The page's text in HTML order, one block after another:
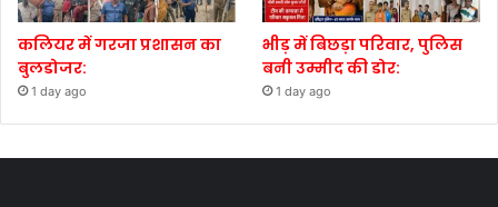
कलियर में गरजा प्रशासन का
बुलडोजर:
1 day ago
भीड़ में बिछड़ा परिवार, पुलिस
बनी उम्मीद की डोर:
1 day ago